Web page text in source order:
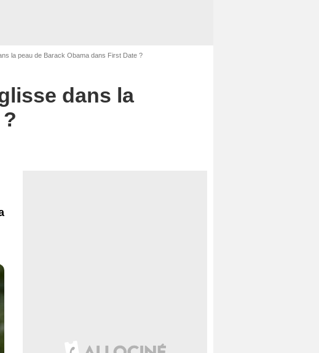
la peau de Barack Obama dans First Date ?
dans la